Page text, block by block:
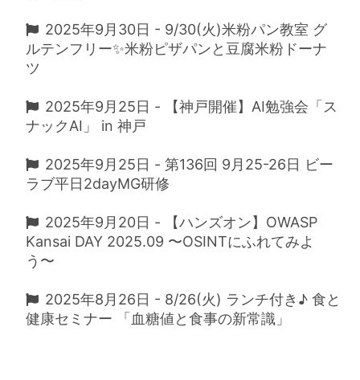
2025年9月30日 - 9/30(火)米粉パン教室 グ
ルテンフリー✨米粉ピザパンと豆腐米粉ドーナ
ツ
2025年9月25日 - 【神戸開催】AI勉強会「ス
ナックAI」 in 神戸
2025年9月25日 - 第136回 9月25-26日 ビー
ラブ平日2dayMG研修
2025年9月20日 - 【ハンズオン】OWASP
Kansai DAY 2025.09 〜OSINTにふれてみよ
う〜
2025年8月26日 - 8/26(火) ランチ付き♪ 食と
健康セミナー 「血糖値と食事の新常識」